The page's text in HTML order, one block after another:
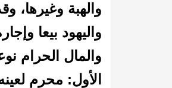
والهبة وغيرها،
واليهود بيعا
والمال الحرام
الأول: محرم